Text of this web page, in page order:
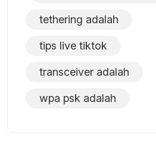
tethering adalah
tips live tiktok
transceiver adalah
wpa psk adalah